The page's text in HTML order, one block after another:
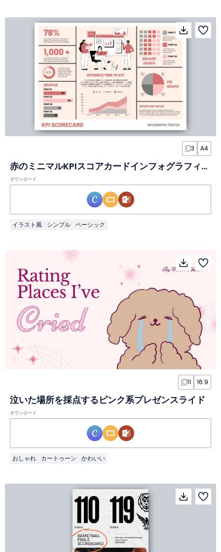
3 A4
赤のミニマルKPIスコアカードインフォグラフィック
ダウンロード
イラスト風 シンプル ベーシック
11 16:9
泣いた場所を採点するピンク系プレゼンスライド
ダウンロード
おしゃれ カートゥーン かわいい